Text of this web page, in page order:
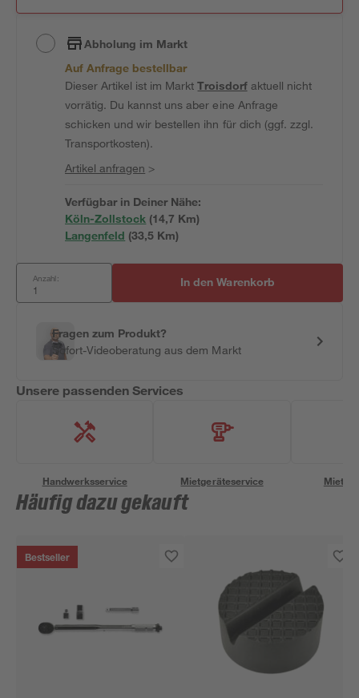
Abholung im Markt
Auf Anfrage bestellbar
Dieser Artikel ist im MarktTroisdorfaktuell nicht
vorrätig. Du kannst uns aber eine Anfrage
schicken und wir bestellen ihn für dich (ggf. zzgl.
Transportkosten).
Artikel anfragen >
Verfügbar in Deiner Nähe:
Köln-Zollstock (14,7 Km)
Langenfeld (33,5 Km)
Anzahl: In den Warenkorb
Fragen zum Produkt?
Sofort-Videoberatung aus dem Markt
Unsere passenden Services
Handwerksservice Mietgeräteservice
Häufig dazu gekauft
Bestseller